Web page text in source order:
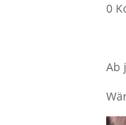
0
Ab